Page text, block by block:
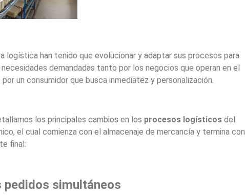
logística han tenido que evolucionar y adaptar sus procesos para
demandadas tanto por los negocios que operan en el
un consumidor que busca inmediatez y personalización.
los principales cambios en los procesos logísticos del
el cual comienza con el almacenaje de mercancía y termina con
final:
pedidos simultáneos